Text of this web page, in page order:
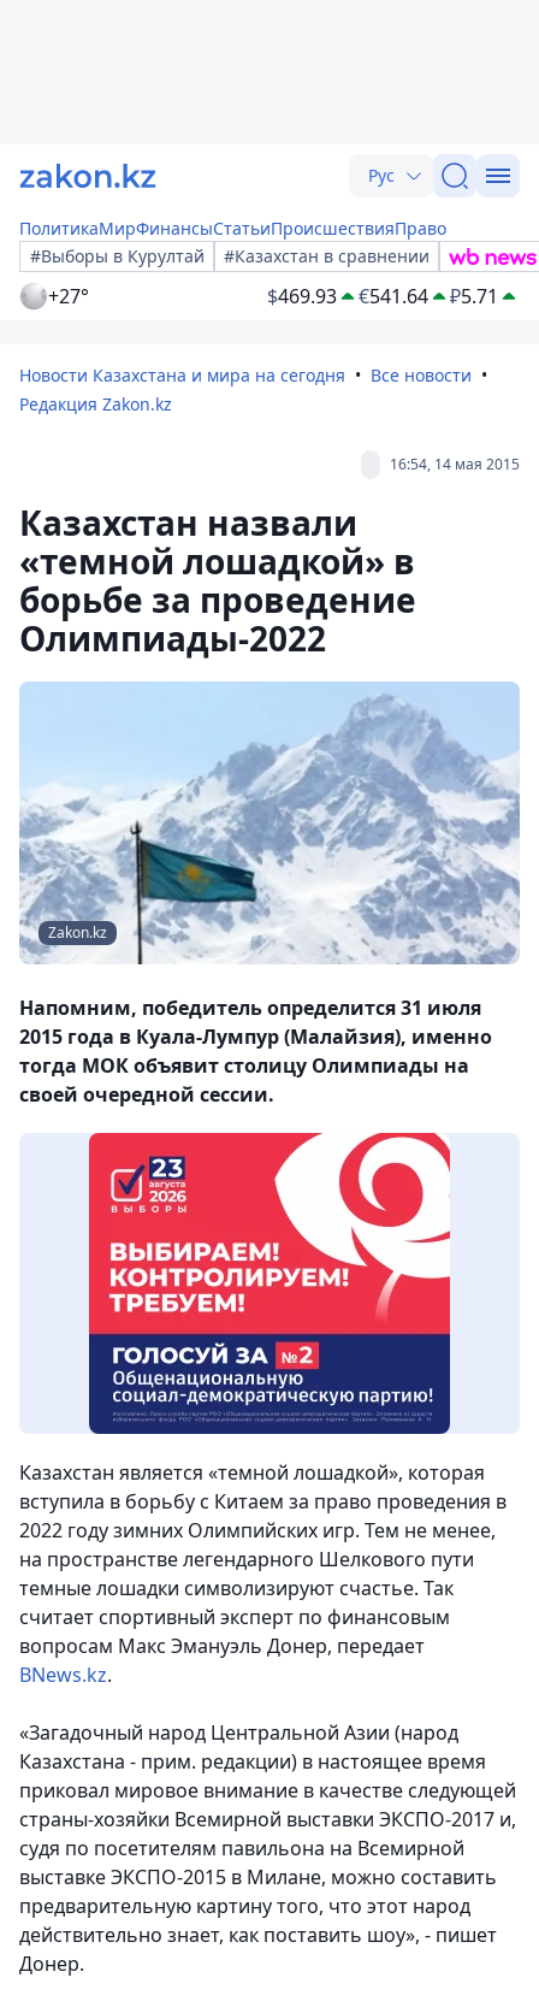
Рус
ПолитикаМирФинансыСтатьиПроисшествияПраво
#Выборы в Курултай
#Казахстан в сравнении
+27° $469.93 €541.64 ₽5.71
Новости Казахстана и мира на сегодня
Все новости
Редакция Zakon.kz
16:54, 14 мая 2015
Казахстан назвали
«темной лошадкой» в
борьбе за проведение
Олимпиады-2022
Zakon.kz
Напомним, победитель определится 31 июля
2015 года в Куала-Лумпур (Малайзия), именно
тогда МОК объявит столицу Олимпиады на
своей очередной сессии.
Казахстан является «темной лошадкой», которая
вступила в борьбу с Китаем за право проведения в
2022 году зимних Олимпийских игр. Тем не менее,
на пространстве легендарного Шелкового пути
темные лошадки символизируют счастье. Так
считает спортивный эксперт по финансовым
вопросам Макс Эмануэль Донер, передает
BNews.kz.
«Загадочный народ Центральной Азии (народ
Казахстана - прим. редакции) в настоящее время
приковал мировое внимание в качестве следующей
страны-хозяйки Всемирной выставки ЭКСПО-2017 и,
судя по посетителям павильона на Всемирной
выставке ЭКСПО-2015 в Милане, можно составить
предварительную картину того, что этот народ
действительно знает, как поставить шоу», - пишет
Донер.